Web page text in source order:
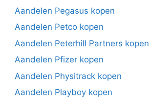
Aandelen Pegasus kopen
Aandelen Petco kopen
Aandelen Peterhill Partners kopen
Aandelen Pfizer kopen
Aandelen Physitrack kopen
Aandelen Playboy kopen